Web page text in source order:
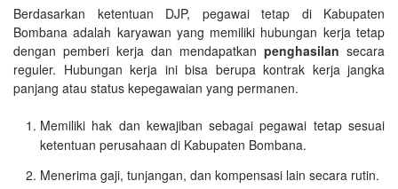
Berdasarkan ketentuan DJP, pegawai tetap di Kabupaten
Bombana adalah karyawan yang memiliki hubungan kerja tetap
dengan pemberi kerja dan mendapatkan penghasilan secara
reguler. Hubungan kerja ini bisa berupa kontrak kerja jangka
panjang atau status kepegawaian yang permanen.
Memiliki hak dan kewajiban sebagai pegawai tetap sesuai
ketentuan perusahaan di Kabupaten Bombana.
Menerima gaji, tunjangan, dan kompensasi lain secara rutin.